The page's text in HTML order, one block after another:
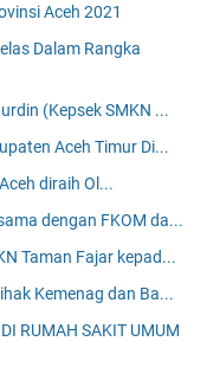
Aceh 2021
Dalam Rangka
(Kepsek SMKN ...
Aceh Timur Di...
diraih Ol...
dengan FKOM da...
Taman Fajar kepad...
Kemenag dan Ba...
RUMAH SAKIT UMUM